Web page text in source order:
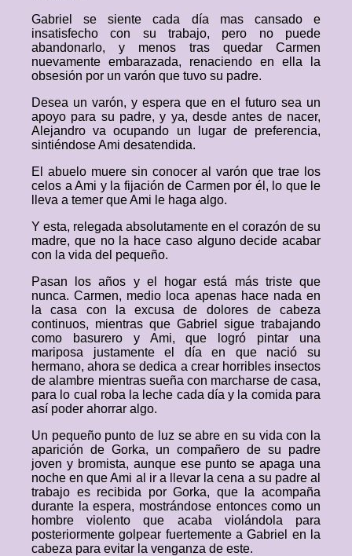
Gabriel se siente cada día mas cansado e
insatisfecho con su trabajo, pero no puede
abandonarlo, y menos tras quedar Carmen
nuevamente embarazada, renaciendo en ella la
obsesión por un varón que tuvo su padre.
Desea un varón, y espera que en el futuro sea un
apoyo para su padre, y ya, desde antes de nacer,
Alejandro va ocupando un lugar de preferencia,
sintiéndose Ami desatendida.
El abuelo muere sin conocer al varón que trae los
celos a Ami y la fijación de Carmen por él, lo que le
lleva a temer que Ami le haga algo.
Y esta, relegada absolutamente en el corazón de su
madre, que no la hace caso alguno decide acabar
con la vida del pequeño.
Pasan los años y el hogar está más triste que
nunca. Carmen, medio loca apenas hace nada en
la casa con la excusa de dolores de cabeza
continuos, mientras que Gabriel sigue trabajando
como basurero y Ami, que logró pintar una
mariposa justamente el día en que nació su
hermano, ahora se dedica a crear horribles insectos
de alambre mientras sueña con marcharse de casa,
para lo cual roba la leche cada día y la comida para
así poder ahorrar algo.
Un pequeño punto de luz se abre en su vida con la
aparición de Gorka, un compañero de su padre
joven y bromista, aunque ese punto se apaga una
noche en que Ami al ir a llevar la cena a su padre al
trabajo es recibida por Gorka, que la acompaña
durante la espera, mostrándose entonces como un
hombre violento que acaba violándola para
posteriormente golpear fuertemente a Gabriel en la
cabeza para evitar la venganza de este.